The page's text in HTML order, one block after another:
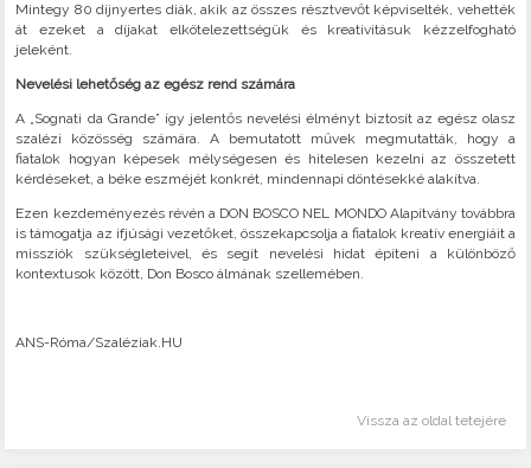
Mintegy 80 díjnyertes diák, akik az összes résztvevőt képviselték, vehették
át ezeket a díjakat elkötelezettségük és kreativitásuk kézzelfogható
jeleként.
Nevelési lehetőség az egész rend számára
A „Sognati da Grande” így jelentős nevelési élményt biztosít az egész olasz
szalézi közösség számára. A bemutatott művek megmutatták, hogy a
fiatalok hogyan képesek mélységesen és hitelesen kezelni az összetett
kérdéseket, a béke eszméjét konkrét, mindennapi döntésekké alakítva.
Ezen kezdeményezés révén a DON BOSCO NEL MONDO Alapítvány továbbra
is támogatja az ifjúsági vezetőket, összekapcsolja a fiatalok kreatív energiáit a
missziók szükségleteivel, és segít nevelési hidat építeni a különböző
kontextusok között, Don Bosco álmának szellemében.
ANS-Róma/Szaléziak.HU
Vissza az oldal tetejére